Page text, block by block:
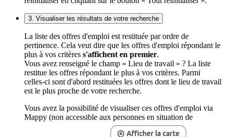
3. Visualiser les résultats de votre recherche
La liste des offres d'emploi est restituée par ordre de
pertinence. Cela veut dire que les offres d'emploi répondant le
plus à vos critères s'affichent en premier.
Vous avez renseigné le champ « Lieu de travail » ? La liste
restitue les offres répondant le plus à vos critères. Parmi
celles-ci sont d'abord restituées les offres dont le lieu de travail
est le plus proche de votre recherche.
Vous avez la possibilité de visualiser ces offres d'emploi via
Mappy (non accessible aux personnes en situation de